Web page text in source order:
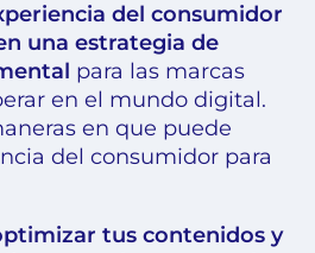
del consumidor
una estrategia de
para las marcas
en el mundo digital.
en que puede
del consumidor para
tus contenidos y